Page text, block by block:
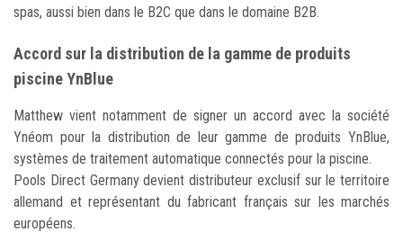
spas, aussi bien dans le B2C que dans le domaine B2B.
Accord sur la distribution de la gamme de produits
piscine YnBlue
Matthew vient notamment de signer un accord avec la société
Ynéom pour la distribution de leur gamme de produits YnBlue,
systèmes de traitement automatique connectés pour la piscine.
Pools Direct Germany devient distributeur exclusif sur le territoire
allemand et représentant du fabricant français sur les marchés
européens.